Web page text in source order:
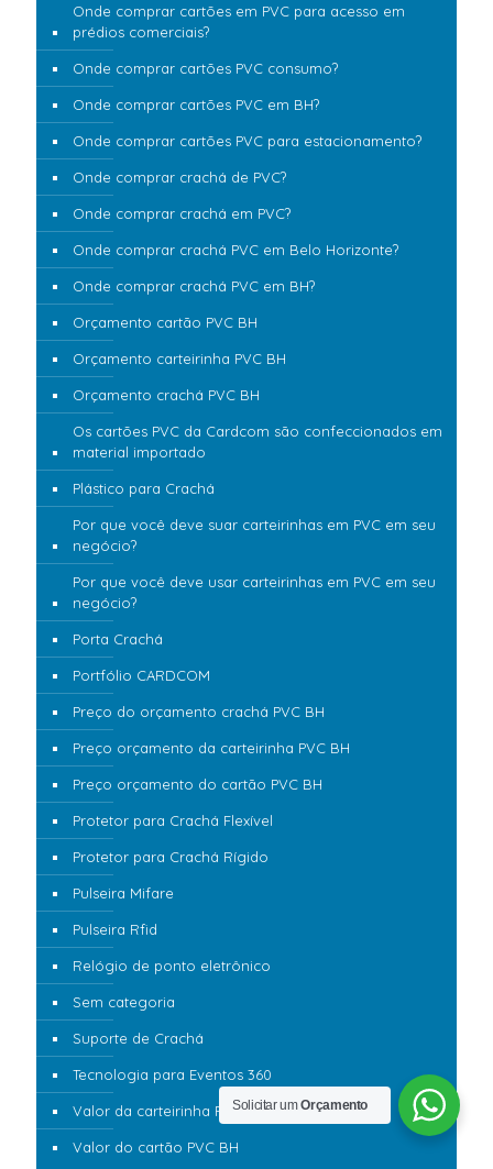
Onde comprar cartões em PVC para acesso em
prédios comerciais?
Onde comprar cartões PVC consumo?
Onde comprar cartões PVC em BH?
Onde comprar cartões PVC para estacionamento?
Onde comprar crachá de PVC?
Onde comprar crachá em PVC?
Onde comprar crachá PVC em Belo Horizonte?
Onde comprar crachá PVC em BH?
Orçamento cartão PVC BH
Orçamento carteirinha PVC BH
Orçamento crachá PVC BH
Os cartões PVC da Cardcom são confeccionados em
material importado
Plástico para Crachá
Por que você deve suar carteirinhas em PVC em seu
negócio?
Por que você deve usar carteirinhas em PVC em seu
negócio?
Porta Crachá
Portfólio CARDCOM
Preço do orçamento crachá PVC BH
Preço orçamento da carteirinha PVC BH
Preço orçamento do cartão PVC BH
Protetor para Crachá Flexível
Protetor para Crachá Rígido
Pulseira Mifare
Pulseira Rfid
Relógio de ponto eletrônico
Sem categoria
Suporte de Crachá
Tecnologia para Eventos 360
Valor da carteirinha PVC BH
Valor do cartão PVC BH
Solicitar umOrçamento